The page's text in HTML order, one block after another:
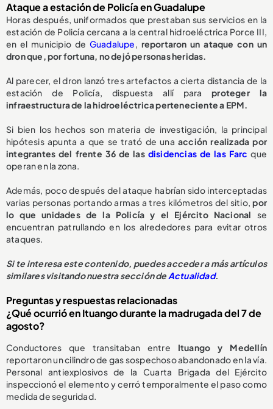
Ataque a estación de Policía en Guadalupe
Horas después, uniformados que prestaban sus servicios en la
estación de Policía cercana a la central hidroeléctrica Porce III,
en el municipio de Guadalupe, reportaron un ataque con un
dron que, por fortuna, no dejó personas heridas.
Al parecer, el dron lanzó tres artefactos a cierta distancia de la
estación de Policía, dispuesta allí paraproteger la
infraestructura de la hidroeléctrica perteneciente a EPM.
Si bien los hechos son materia de investigación, la principal
hipótesis apunta a que se trató de una acción realizada por
integrantes del frente 36 de las disidencias de las Farcque
operan en la zona.
Además, poco después del ataque habrían sido interceptadas
varias personas portando armas a tres kilómetros del sitio, por
lo que unidades de la Policía y el Ejército Nacional se
encuentran patrullando en los alrededores para evitar otros
ataques.
Si te interesa este contenido, puedes acceder a más artículos
similares visitando nuestra sección deActualidad.
Preguntas y respuestas relacionadas
¿Qué ocurrió en Ituango durante la madrugada del 7 de
agosto?
Conductores que transitaban entre Ituango y Medellín
reportaron un cilindro de gas sospechoso abandonado en la vía.
Personal antiexplosivos de la Cuarta Brigada del Ejército
inspeccionó el elemento y cerró temporalmente el paso como
medida de seguridad.